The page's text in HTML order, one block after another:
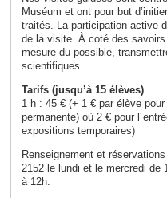
Muséum et ont pour but
traités. La participation active
de la visite. À coté des
mesure du possible,
scientifiques.
Tarifs (jusqu’à 15 élèves)
1 h : 45 € (+ 1 € par élève
permanente) où 2 € pour
expositions temporaires)
Renseignement et
2152 le lundi et le mercredi de
à 12h.